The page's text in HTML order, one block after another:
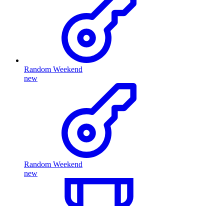
Random Weekend
new
Random Weekend
new